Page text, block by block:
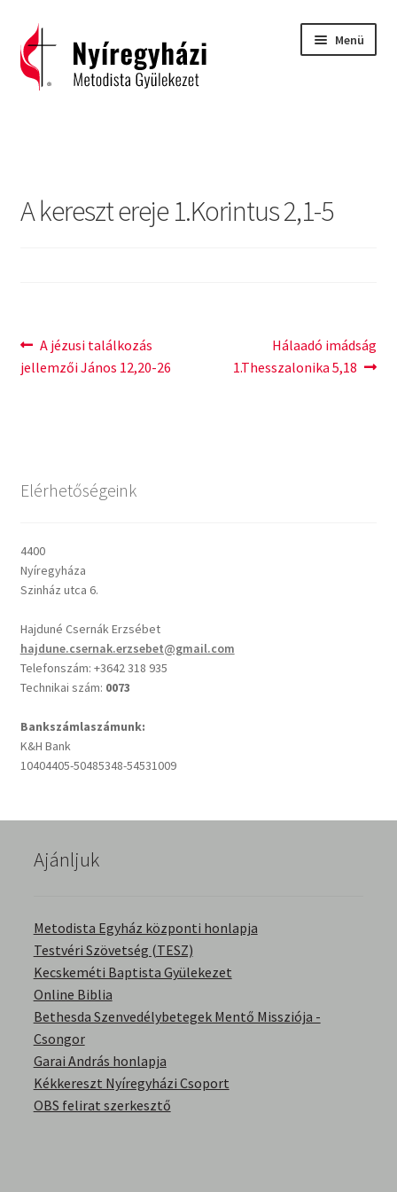
Ugrás
a
navigációhoz
Kilépés
a
tartalomba
Menü
2016 – Igehirdetések
C. H. Spurgeon: Isten ígéreteinek tárháza
Cseri Kálmán: A kegyelem harmatja
Oswald Chambers: Krisztus mindenek felett
Mindennapi kenyerünk
Alkalmaink
Bemutatkozás
Elérhetőségek
English Bible Talks with Granville Pillar
Képek
Kitekintés
Könyvtár
Család-Házasság
Életrajzok-Regények
A kereszt ereje 1.Korintus 2,1-5
Bejegyzés
navigáció
Previous
post:
A jézusi találkozás
jellemzői János 12,20-26
Next
post:
Hálaadó imádság
1.Thesszalonika 5,18
Elérhetőségeink
4400
Nyíregyháza
Szinház utca 6.
Hajduné Csernák Erzsébet
hajdune.csernak.erzsebet@gmail.com
Telefonszám: +3642 318 935
Technikai szám: 0073
Bankszámlaszámunk:
K&H Bank
10404405-50485348-54531009
Ajánljuk
Metodista Egyház központi honlapja
Testvéri Szövetség (TESZ)
Kecskeméti Baptista Gyülekezet
Online Biblia
Bethesda Szenvedélybetegek Mentő Missziója -
Csongor
Garai András honlapja
Kékkereszt Nyíregyházi Csoport
OBS felirat szerkesztő